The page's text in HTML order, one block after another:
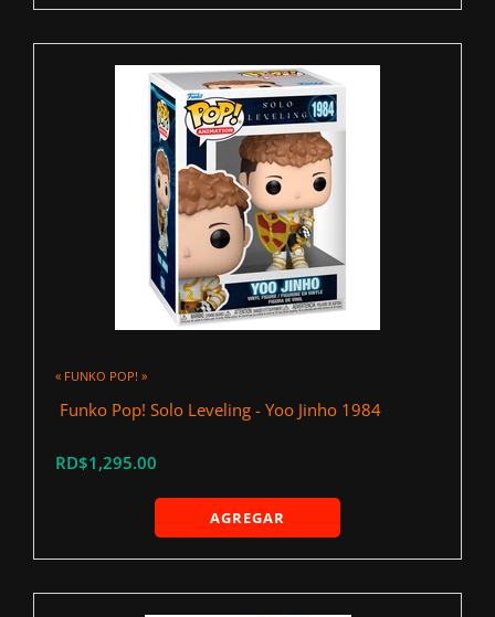
« FUNKO POP! »
‍ Funko Pop! Solo Leveling - Yoo Jinho 1984
RD$1,295.00
AGREGAR